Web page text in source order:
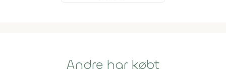
Andre har købt